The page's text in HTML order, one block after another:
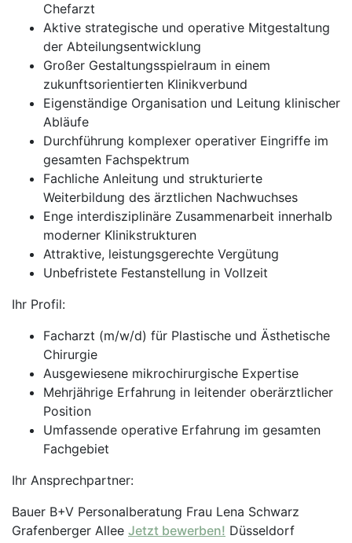
Chefarzt
Aktive strategische und operative Mitgestaltung
der Abteilungsentwicklung
Großer Gestaltungsspielraum in einem
zukunftsorientierten Klinikverbund
Eigenständige Organisation und Leitung klinischer
Abläufe
Durchführung komplexer operativer Eingriffe im
gesamten Fachspektrum
Fachliche Anleitung und strukturierte
Weiterbildung des ärztlichen Nachwuchses
Enge interdisziplinäre Zusammenarbeit innerhalb
moderner Klinikstrukturen
Attraktive, leistungsgerechte Vergütung
Unbefristete Festanstellung in Vollzeit
Ihr Profil:
Facharzt (m/w/d) für Plastische und Ästhetische
Chirurgie
Ausgewiesene mikrochirurgische Expertise
Mehrjährige Erfahrung in leitender oberärztlicher
Position
Umfassende operative Erfahrung im gesamten
Fachgebiet
Ihr Ansprechpartner:
Bauer B+V Personalberatung Frau Lena Schwarz
Grafenberger Allee Jetzt bewerben! Düsseldorf